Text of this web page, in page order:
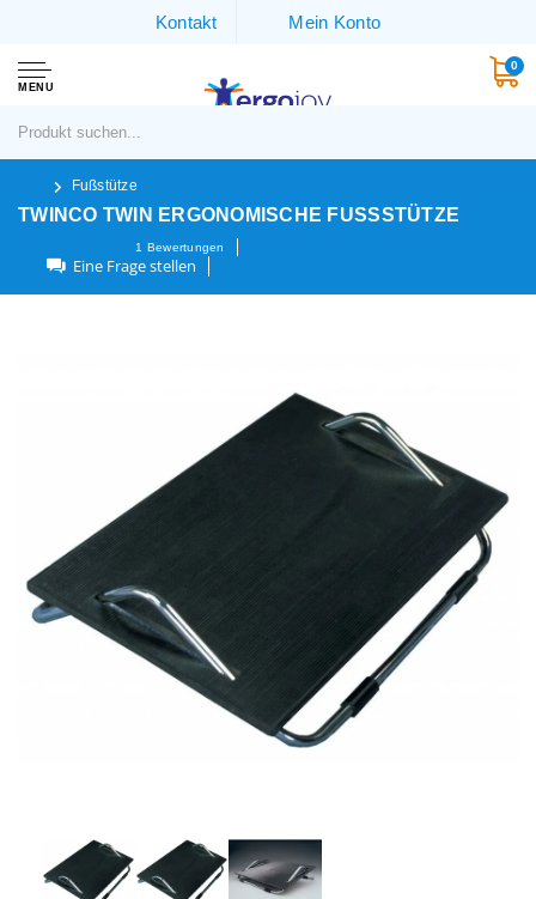
Kontakt Mein Konto
MENU
0
Fußstütze
TWINCO TWIN ERGONOMISCHE FUSSSTÜTZE
1 Bewertungen
Eine Frage stellen